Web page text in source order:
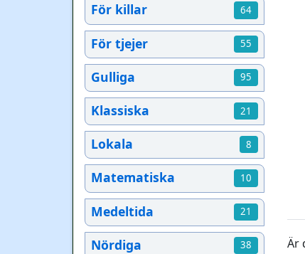
För killar 64
För tjejer 55
Gulliga 95
Klassiska 21
Lokala 8
Matematiska 10
Medeltida 21
Nördiga 38 Är